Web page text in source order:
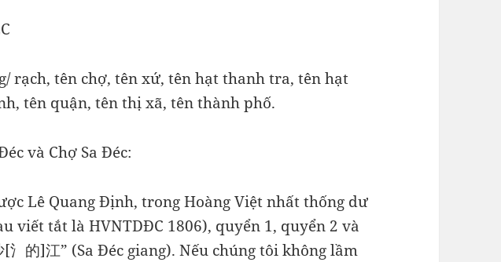
rạch, tên chợ, tên xứ, tên hạt thanh tra, tên hạt
tên quận, tên thị xã, tên thành phố.
và Chợ Sa Đéc:
Lê Quang Định, trong Hoàng Việt nhất thống dư
viết tắt là HVNTDĐC 1806), quyển 1, quyển 2 và
氵的]江” (Sa Đéc giang). Nếu chúng tôi không lầm